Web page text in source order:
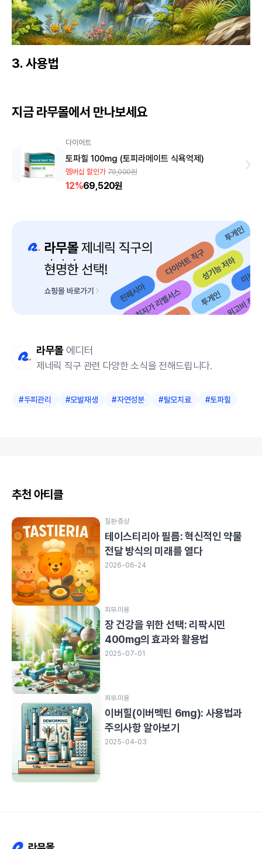
3. 사용법
지금 라무몰에서 만나보세요
다이어트
토파힐 100mg (토피라메이트 식욕억제)
멤버십 할인가 79,000원
12%69,520원
라무몰 에디터
제네릭 직구 관련 다양한 소식을 전해드립니다.
#두피관리 #모발재생 #자연성분 #탈모치료 #토파힐
추천 아티클
질환·증상
테이스티리아 필름: 혁신적인 약물
전달 방식의 미래를 열다
2026-06-24
피부.미용
장 건강을 위한 선택: 리팍시민
400mg의 효과와 활용법
2025-07-01
피부.미용
이버힐(이버멕틴 6mg): 사용법과
주의사항 알아보기
2025-04-03